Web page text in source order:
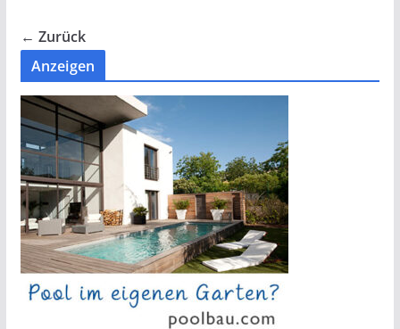
← Zurück
Anzeigen